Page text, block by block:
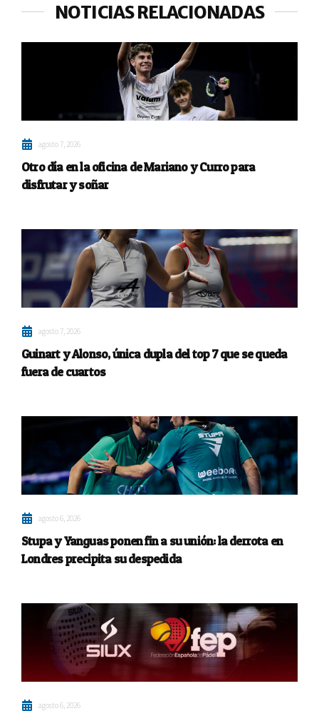
NOTICIAS RELACIONADAS
agosto 7, 2026
Otro día en la oficina de Mariano y Curro para
disfrutar y soñar
agosto 7, 2026
Guinart y Alonso, única dupla del top 7 que se queda
fuera de cuartos
agosto 6, 2026
Stupa y Yanguas ponen fin a su unión: la derrota en
Londres precipita su despedida
agosto 6, 2026